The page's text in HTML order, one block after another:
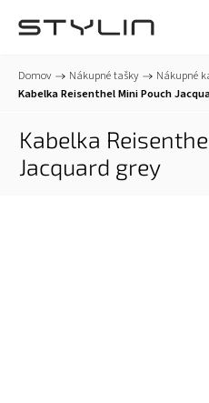
Domov / Nákupné tašky / Nákupné
Kabelka Reisenthel Mini Pouch
Kabelka
Jacquard grey